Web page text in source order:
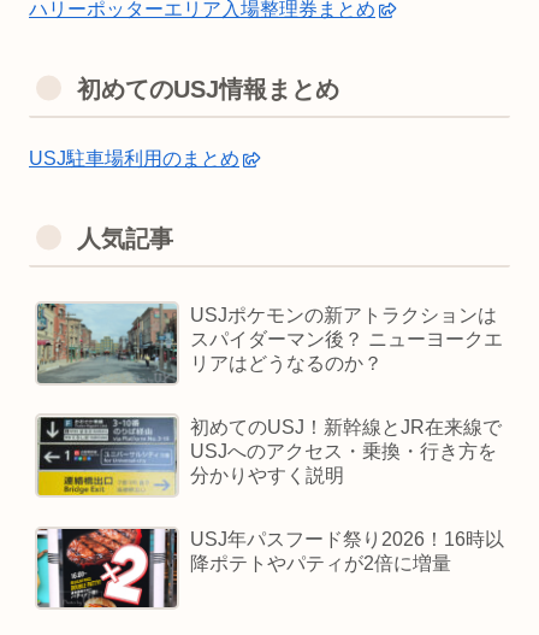
ハリーポッターエリア入場整理券まとめ
初めてのUSJ情報まとめ
USJ駐車場利用のまとめ
人気記事
USJポケモンの新アトラクションは
スパイダーマン後？ ニューヨークエ
リアはどうなるのか？
初めてのUSJ！新幹線とJR在来線で
USJへのアクセス・乗換・行き方を
分かりやすく説明
USJ年パスフード祭り2026！16時以
降ポテトやパティが2倍に増量